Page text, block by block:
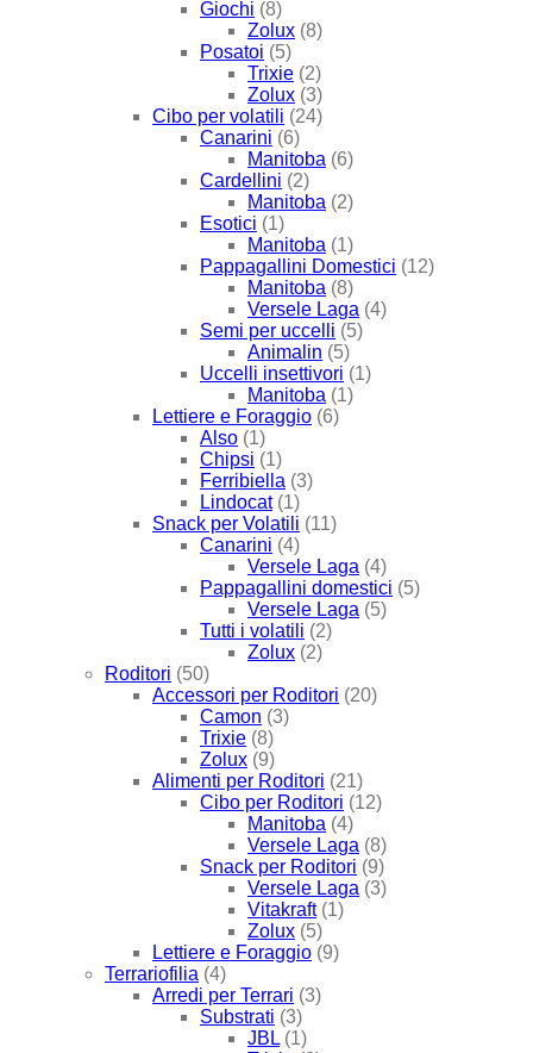
Giochi (8)
Zolux (8)
Posatoi (5)
Trixie (2)
Zolux (3)
Cibo per volatili (24)
Canarini (6)
Manitoba (6)
Cardellini (2)
Manitoba (2)
Esotici (1)
Manitoba (1)
Pappagallini Domestici (12)
Manitoba (8)
Versele Laga (4)
Semi per uccelli (5)
Animalin (5)
Uccelli insettivori (1)
Manitoba (1)
Lettiere e Foraggio (6)
Also (1)
Chipsi (1)
Ferribiella (3)
Lindocat (1)
Snack per Volatili (11)
Canarini (4)
Versele Laga (4)
Pappagallini domestici (5)
Versele Laga (5)
Tutti i volatili (2)
Zolux (2)
Roditori (50)
Accessori per Roditori (20)
Camon (3)
Trixie (8)
Zolux (9)
Alimenti per Roditori (21)
Cibo per Roditori (12)
Manitoba (4)
Versele Laga (8)
Snack per Roditori (9)
Versele Laga (3)
Vitakraft (1)
Zolux (5)
Lettiere e Foraggio (9)
Terrariofilia (4)
Arredi per Terrari (3)
Substrati (3)
JBL (1)